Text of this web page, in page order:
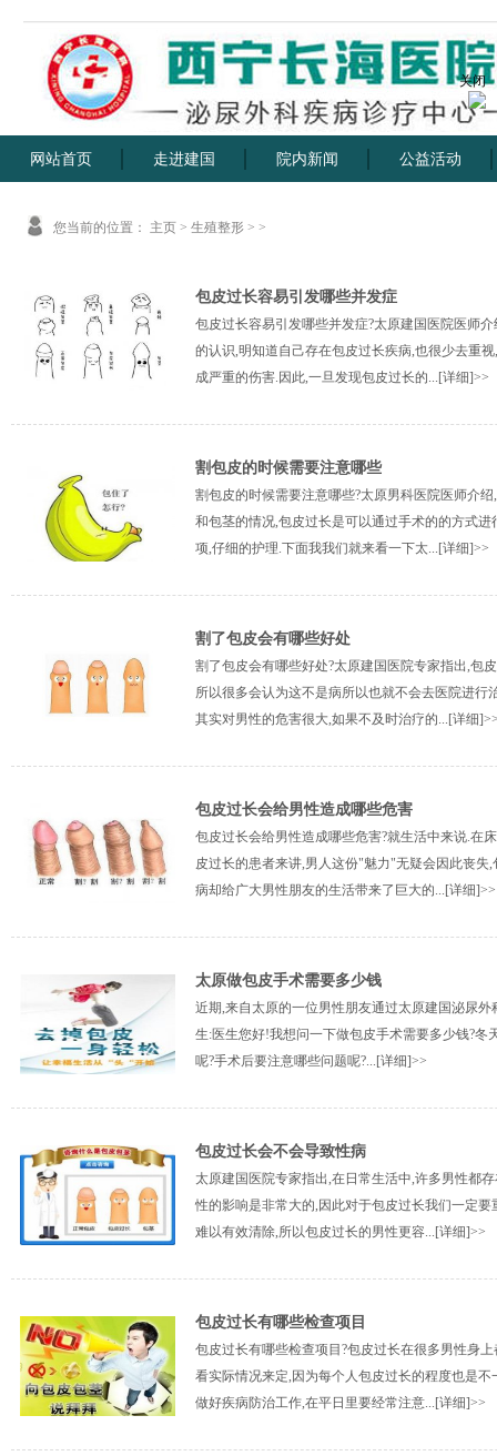
网站首页 走进建国 院内新闻 公益活动
您当前的位置： 主页 > 生殖整形 > >
包皮过长容易引发哪些并发症
包皮过长容易引发哪些并发症?太原建国医院医师
的认识,明知道自己存在包皮过长疾病,也很少去重
成严重的伤害.因此,一旦发现包皮过长的... [详细]>>
割包皮的时候需要注意哪些
割包皮的时候需要注意哪些?太原男科医院医师介
和包茎的情况,包皮过长是可以通过手术的的方式
项,仔细的护理.下面我我们就来看一下太... [详细]>>
割了包皮会有哪些好处
割了包皮会有哪些好处?太原建国医院专家指出,包
所以很多会认为这不是病所以也就不会去医院进行
其实对男性的危害很大,如果不及时治疗的... [详细
包皮过长会给男性造成哪些危害
包皮过长会给男性造成哪些危害?就生活中来说.在
皮过长的患者来讲,男人这份"魅力"无疑会因此丧失
病却给广大男性朋友的生活带来了巨大的... [详细]>>
太原做包皮手术需要多少钱
近期,来自太原的一位男性朋友通过太原建国泌尿
生:医生您好!我想问一下做包皮手术需要多少钱?冬
呢?手术后要注意哪些问题呢?... [详细]>>
包皮过长会不会导致性病
太原建国医院专家指出,在日常生活中,许多男性都
性的影响是非常大的,因此对于包皮过长我们一定
难以有效清除,所以包皮过长的男性更容... [详细]>>
包皮过长有哪些检查项目
包皮过长有哪些检查项目?包皮过长在很多男性身
看实际情况来定,因为每个人包皮过长的程度也是
做好疾病防治工作,在平日里要经常注意... [详细]>>
关闭